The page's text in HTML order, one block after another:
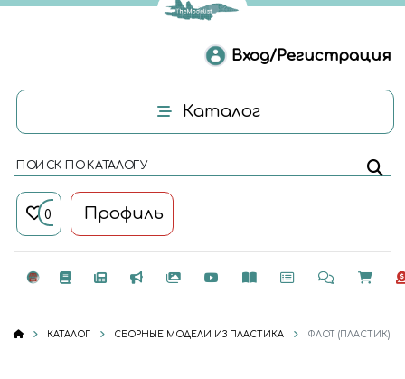
Вход/Регистрация
Каталог
ПОИСК ПО КАТАЛОГУ
0 Профиль
КАТАЛОГ СБОРНЫЕ МОДЕЛИ ИЗ ПЛАСТИКА ФЛОТ (ПЛАСТИК)